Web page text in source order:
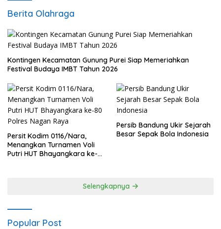
Berita Olahraga
Kontingen Kecamatan Gunung Purei Siap Memeriahkan
Festival Budaya IMBT Tahun 2026
Persit Kodim 0116/Nara,
Menangkan Turnamen Voli
Putri HUT Bhayangkara ke-
Persib Bandung Ukir Sejarah
Besar Sepak Bola Indonesia
Selengkapnya
Popular Post